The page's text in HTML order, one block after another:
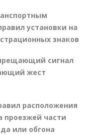
установки на
знаков
сигнал
жест
расположения
проезжей части
или обгона